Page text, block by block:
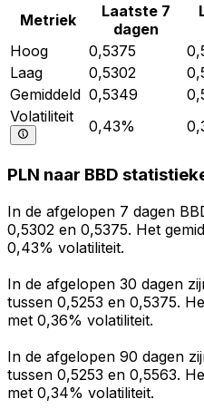
Metriek
Laatste 7
dagen
Hoog
0,5375
Laag
0,5302
Gemiddeld 0,5349
Volatiliteit
0,43%
PLN naar BBD
In de afgelopen 7 dagen
0,5302 en 0,5375. Het
0,43% volatiliteit.
In de afgelopen 30 dagen
tussen 0,5253 en 0,5375.
met 0,36% volatiliteit.
In de afgelopen 90 dagen
tussen 0,5253 en 0,5563.
met 0,34% volatiliteit.